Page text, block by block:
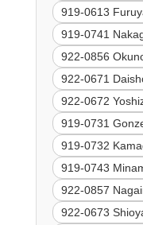
919-0613
919-0741
922-0856
922-0671
922-0672
919-0731
919-0732
919-0743
922-0857
922-0673